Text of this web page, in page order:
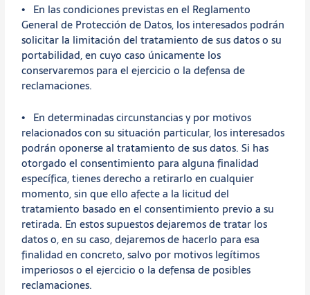
• En las condiciones previstas en el Reglamento
General de Protección de Datos, los interesados podrán
solicitar la limitación del tratamiento de sus datos o su
portabilidad, en cuyo caso únicamente los
conservaremos para el ejercicio o la defensa de
reclamaciones.
• En determinadas circunstancias y por motivos
relacionados con su situación particular, los interesados
podrán oponerse al tratamiento de sus datos. Si has
otorgado el consentimiento para alguna finalidad
específica, tienes derecho a retirarlo en cualquier
momento, sin que ello afecte a la licitud del
tratamiento basado en el consentimiento previo a su
retirada. En estos supuestos dejaremos de tratar los
datos o, en su caso, dejaremos de hacerlo para esa
finalidad en concreto, salvo por motivos legítimos
imperiosos o el ejercicio o la defensa de posibles
reclamaciones.